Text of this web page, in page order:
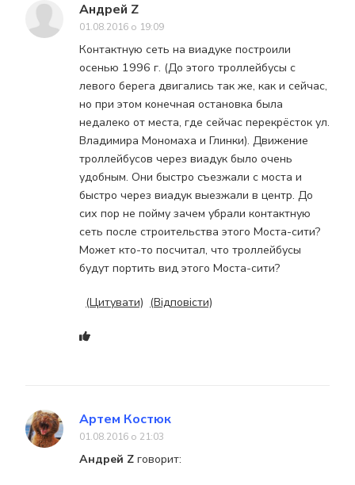
Андрей Z
01.08.2016 о 19:09
Контактную сеть на виадуке построили
осенью 1996 г. (До этого троллейбусы с
левого берега двигались так же, как и сейчас,
но при этом конечная остановка была
недалеко от места, где сейчас перекрёсток ул.
Владимира Мономаха и Глинки). Движение
троллейбусов через виадук было очень
удобным. Они быстро съезжали с моста и
быстро через виадук выезжали в центр. До
сих пор не пойму зачем убрали контактную
сеть после строительства этого Моста-сити?
Может кто-то посчитал, что троллейбусы
будут портить вид этого Моста-сити?
(Цитувати) (Відповісти)
Артем Костюк
01.08.2016 о 21:03
Андрей Z говорит: